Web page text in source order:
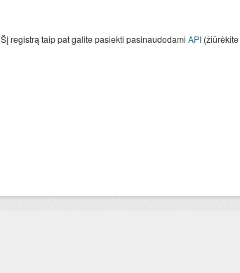
Šį registrą taip pat galite pasiekti pasinaudodami API(žiūrėkite